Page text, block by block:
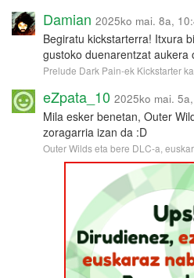
Damian 2025ko mai. 8a,
Begiratu kickstarterra! Itxura
gustoko duenarentzat aukera
Prelude Dark Pain-ek Kickstarter
eZpata_10 2025ko mai.
Mila esker benetan, Outer
zoragarria izan da :D
Outer Wilds eta bere DLC-a,